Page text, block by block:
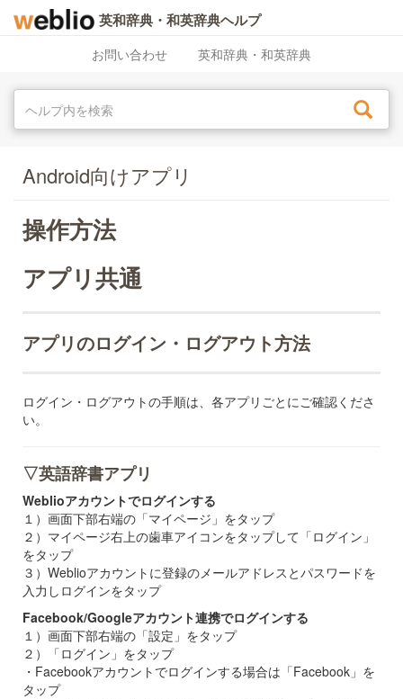
英和辞典・和英辞典ヘルプ
お問い合わせ 英和辞典・和英辞典
Android向けアプリ
操作方法
アプリ共通
アプリのログイン・ログアウト方法
ログイン・ログアウトの手順は、各アプリごとにご確認くださ
い。
▽英語辞書アプリ
Weblioアカウントでログインする
１）画面下部右端の「マイページ」をタップ
２）マイページ右上の歯車アイコンをタップして「ログイン」
をタップ
３）Weblioアカウントに登録のメールアドレスとパスワードを
入力しログインをタップ
Facebook/Googleアカウント連携でログインする
１）画面下部右端の「設定」をタップ
２）「ログイン」をタップ
・Facebookアカウントでログインする場合は「Facebook」を
タップ